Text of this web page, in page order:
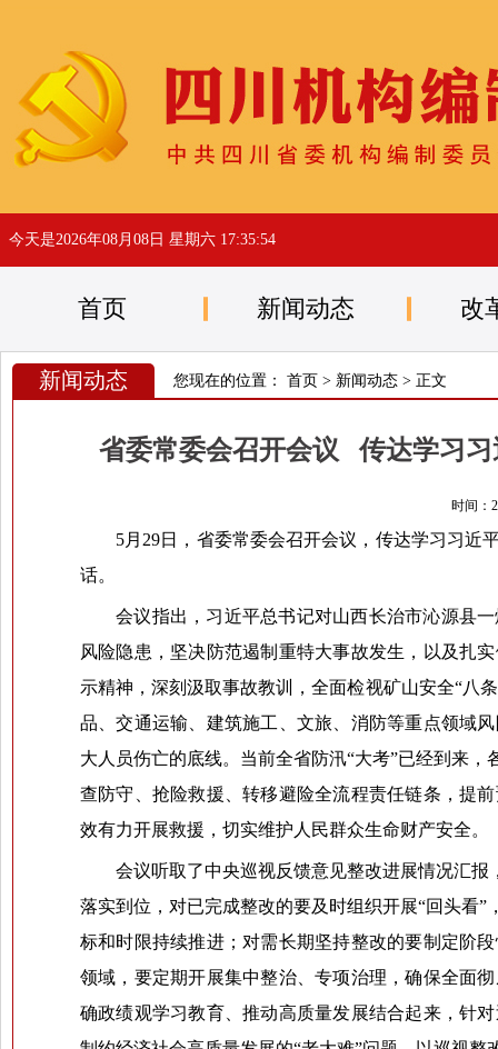
今天是2026年08月08日 星期六 17:35:54
首页 新闻动态 改
新闻动态 您现在的位置： 首页 > 新闻动态 > 正文
省委常委会召开会议 传达学习
时间：
5月29日，省委常委会召开会议，传达学习习近
话。
会议指出，习近平总书记对山西长治市沁源县
风险隐患，坚决防范遏制重特大事故发生，以及扎
示精神，深刻汲取事故教训，全面检视矿山安全“八
品、交通运输、建筑施工、文旅、消防等重点领域
大人员伤亡的底线。当前全省防汛“大考”已经到来
查防守、抢险救援、转移避险全流程责任链条，提
效有力开展救援，切实维护人民群众生命财产安全。
会议听取了中央巡视反馈意见整改进展情况汇
落实到位，对已完成整改的要及时组织开展“回头看
标和时限持续推进；对需长期坚持整改的要制定阶
领域，要定期开展集中整治、专项治理，确保全面
确政绩观学习教育、推动高质量发展结合起来，针